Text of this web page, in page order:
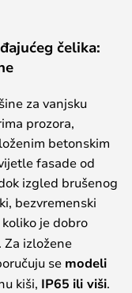
čelika:
za vanjsku
prozora,
betonskim
fasade od
izgled brušenog
bezvremenski
je dobro
Za izložene
se modeli
kiši, IP65 ili viši.